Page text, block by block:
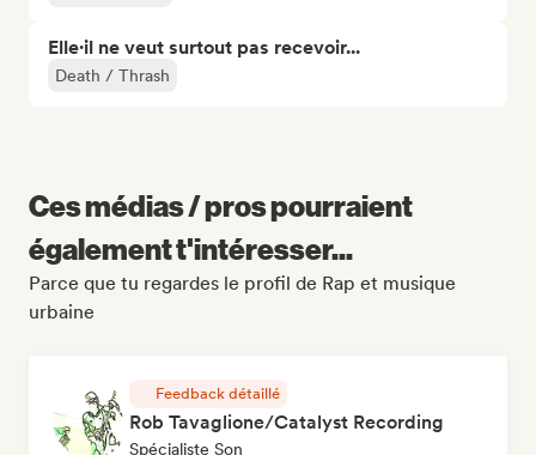
Elle·il ne veut surtout pas recevoir...
Death / Thrash
Ces médias / pros pourraient
également t'intéresser...
Parce que tu regardes le profil de Rap et musique
urbaine
Feedback détaillé
Rob Tavaglione/Catalyst Recording
Spécialiste Son